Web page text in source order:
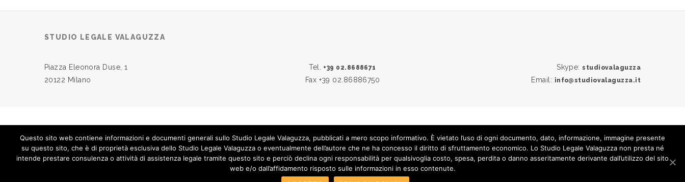
STUDIO LEGALE VALAGUZZA
Piazza Eleonora Duse, 1
20122 Milano
Tel. +39 02.8688671
Fax +39 02.86886750
Skype:studiovalaguzza
Email: info@studiovalaguzza.it
© 2019 STUDIO LEGALE VALAGUZZA
TUTTI I DIRITTI SONO RISERVATI
PRIVACY & COOKIE POLICY CREDITS
Questo sito web contiene informazioni e documenti generali sullo Studio Legale Valaguzza, pubblicati a mero scopo informativo. È vietato l’uso di ogni documento, dato, informazione, immagine presente
su questo sito, che è di proprietà esclusiva dello Studio Legale Valaguzza o eventualmente dell’autore che ne ha concesso il diritto di sfruttamento economico. Lo Studio Legale Valaguzza non presta né
intende prestare consulenza o attività di assistenza legale tramite questo sito e perciò declina ogni responsabilità per qualsivoglia costo, spesa, perdita o danno asseritamente derivante dall’utilizzo del sito
web e/o dall’affidamento risposto sulle informazioni in esso contenute.